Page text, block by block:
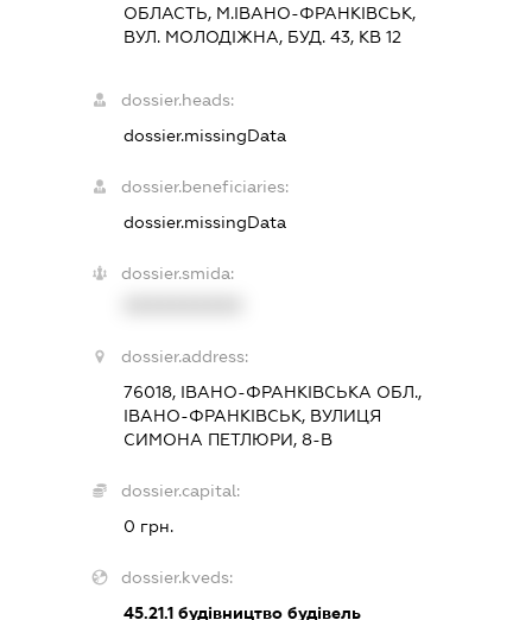
ОБЛАСТЬ, М.ІВАНО-ФРАНКІВСЬК,
ВУЛ. МОЛОДІЖНА, БУД. 43, КВ 12
dossier.heads:
dossier.missingData
dossier.beneficiaries:
dossier.missingData
dossier.smida:
dossier.address:
76018, ІВАНО-ФРАНКІВСЬКА ОБЛ.,
ІВАНО-ФРАНКІВСЬК, ВУЛИЦЯ
СИМОНА ПЕТЛЮРИ, 8-В
dossier.capital:
0 грн.
dossier.kveds:
45.21.1будівництво будівель